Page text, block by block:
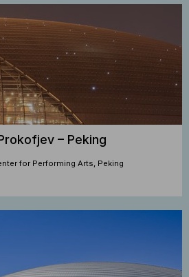
– Peking
for Performing Arts, Peking